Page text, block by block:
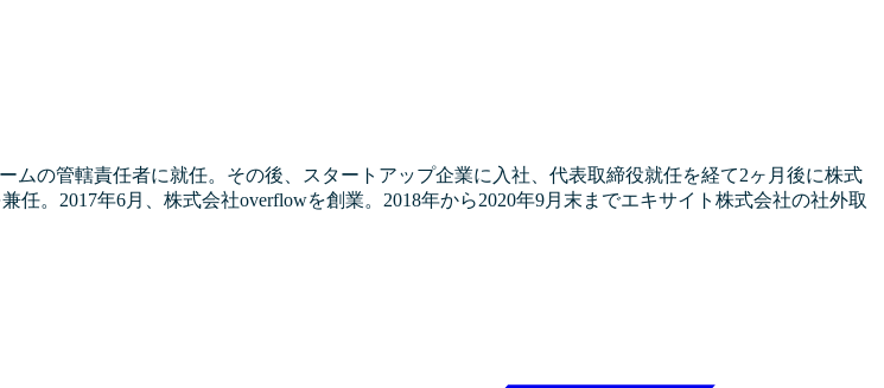
の管轄責任者に就任。その後、スタートアップ企業に入社、代表取締役就任を経て2ヶ月後に株式
。2017年6月、株式会社overflowを創業。2018年から2020年9月末までエキサイト株式会社の社外取